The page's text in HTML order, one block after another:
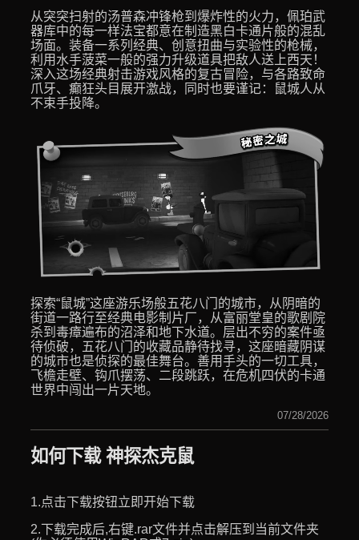
从突突扫射的汤普森冲锋枪到爆炸性的火力，佩珀武
器库中的每一样法宝都意在制造黑白卡通片般的混乱
场面。装备一系列经典、创意扭曲与实验性的枪械，
利用水手菠菜一般的强力升级道具把敌人送上西天！
深入这场经典射击游戏风格的复古冒险，与各路致命
爪牙、癫狂头目展开激战，同时也要谨记：鼠城人从
不束手投降。
探索“鼠城”这座游乐场般五花八门的城市，从阴暗的
街道一路行至经典电影制片厂，从富丽堂皇的歌剧院
杀到毒瘴遍布的沼泽和地下水道。层出不穷的案件亟
待侦破，五花八门的收藏品静待找寻，这座暗藏阴谋
的城市也是侦探的最佳舞台。善用手头的一切工具，
飞檐走壁、钩爪摆荡、二段跳跃，在危机四伏的卡通
世界中闯出一片天地。
07/28/2026
如何下载 神探杰克鼠
1.点击下载按钮立即开始下载
2.下载完成后,右键.rar文件并点击解压到当前文件夹